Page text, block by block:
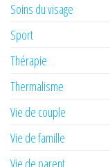
Soins du visage
Sport
Thérapie
Thermalisme
Vie de couple
Vie de famille
Vie de parent